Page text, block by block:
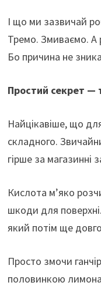
І що ми зазвичай
Тремо. Змиваємо. А
Бо причина не
Простий секрет —
Найцікавіше, що
складного.
гірше за магазинні
Кислота м’яко
шкоди для
який потім ще
Просто змочи
половинкою